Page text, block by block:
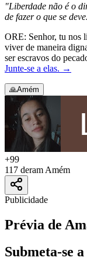
"Liberdade não é o
de fazer o que se
ORE: Senhor, tu nos
viver de maneira
ser escravos do
Junte-se a elas. →
🙏Amém
+99
117 deram Amém
Publicidade
Prévia de
Submeta-se